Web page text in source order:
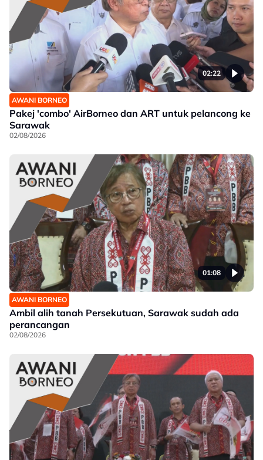
02:22
AWANI BORNEO
Pakej 'combo' AirBorneo dan ART untuk pelancong ke
Sarawak
02/08/2026
01:08
AWANI BORNEO
Ambil alih tanah Persekutuan, Sarawak sudah ada
perancangan
02/08/2026